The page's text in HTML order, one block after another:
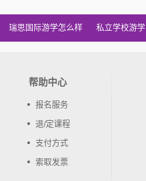
瑞思国际游学怎么样 私立学校游学
帮助中心
报名服务
退/定课程
支付方式
索取发票